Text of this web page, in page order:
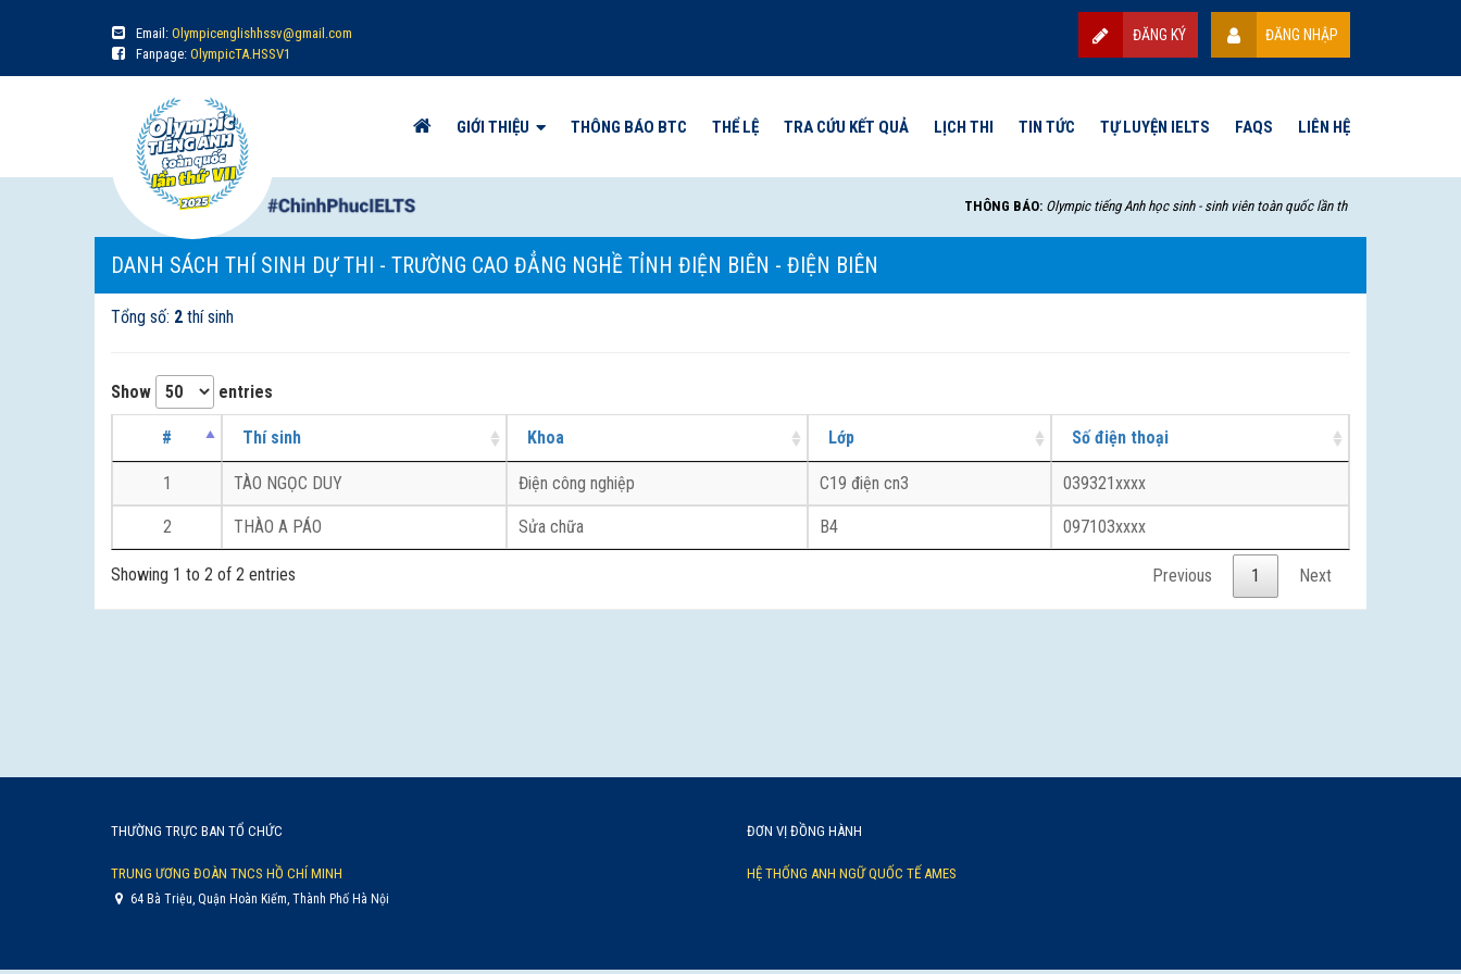
Email: Olympicenglishhssv@gmail.com
Fanpage: OlympicTA.HSSV1
ĐĂNG KÝ ĐĂNG NHẬP
THÔNG BÁO: Olympic tiếng Anh học sinh - sinh viên toàn quốc lần thứ VII - 2025 sẽ bắt
GIỚI THIỆU THÔNG BÁO BTC THỂ LỆ TRA CỨU KẾT QUẢ LỊCH THI TIN TỨC TỰ LUYỆN IELTS FAQS LIÊN HỆ
DANH SÁCH THÍ SINH DỰ THI - TRƯỜNG CAO ĐẲNG NGHỀ TỈNH ĐIỆN BIÊN - ĐIỆN BIÊN
Tổng số: 2 thí sinh
Show entries
# Thí sinh Khoa Lớp Số điện thoại
1 TÀO NGỌC DUY Điện công nghiệp C19 điện cn3 039321xxxx
2 THÀO A PÁO Sửa chữa B4 097103xxxx
Showing 1 to 2 of 2 entries Previous 1 Next
THƯỜNG TRỰC BAN TỔ CHỨC
TRUNG ƯƠNG ĐOÀN TNCS HỒ CHÍ MINH
64 Bà Triệu, Quận Hoàn Kiếm, Thành Phố Hà Nội
ĐƠN VỊ ĐỒNG HÀNH
HỆ THỐNG ANH NGỮ QUỐC TẾ AMES